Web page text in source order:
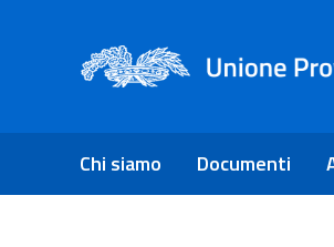
Chi siamo Documenti